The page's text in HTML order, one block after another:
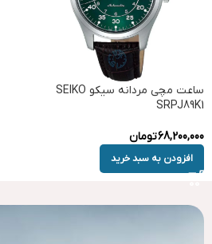
ساعت مچی مردانه سیکو SEIKO
SRPJ89K1
68,200,000تومان
افزودن به سبد خرید